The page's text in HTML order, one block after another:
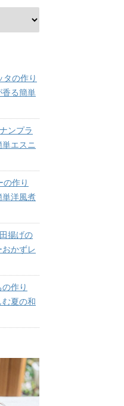
タの作り
香る簡単
ンプラ
エスニ
の作り
単洋風煮
揚げの
かずレ
作り
夏の和